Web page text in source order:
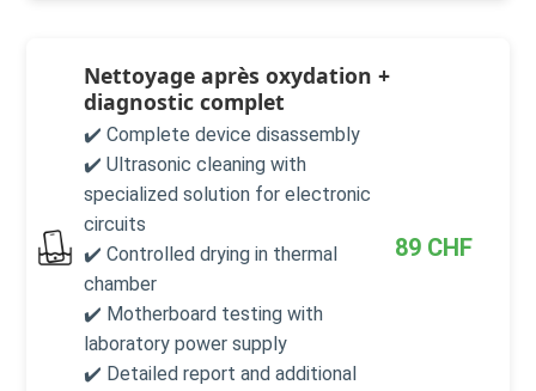
Nettoyage après oxydation +
diagnostic complet
✔️ Complete device disassembly
✔️ Ultrasonic cleaning with
specialized solution for electronic
circuits
✔️ Controlled drying in thermal
chamber
✔️ Motherboard testing with
laboratory power supply
✔️ Detailed report and additional
89 CHF